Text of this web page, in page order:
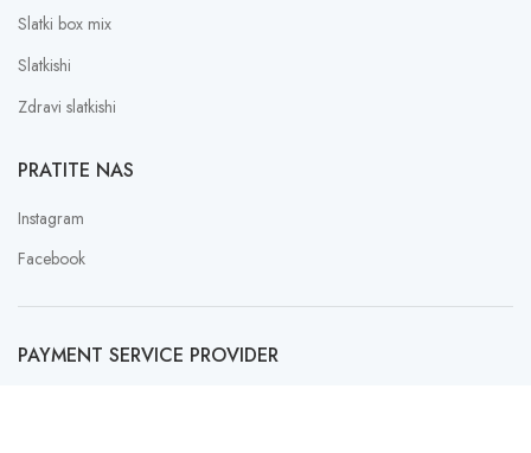
Slatki box mix
Slatkishi
Zdravi slatkishi
PRATITE NAS
Instagram
Facebook
PAYMENT SERVICE PROVIDER